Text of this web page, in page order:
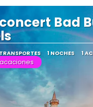
Ver más
Bad
1 NOCHES 1